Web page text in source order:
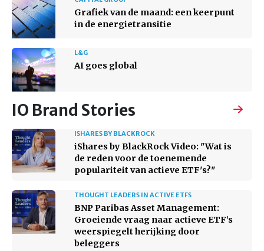
Grafiek van de maand: een keerpunt
in de energietransitie
L&G
AI goes global
IO Brand Stories
ISHARES BY BLACKROCK
iShares by BlackRock Video: "Wat is
de reden voor de toenemende
populariteit van actieve ETF's?"
THOUGHT LEADERS IN ACTIVE ETFS
BNP Paribas Asset Management:
Groeiende vraag naar actieve ETF’s
weerspiegelt herijking door
beleggers